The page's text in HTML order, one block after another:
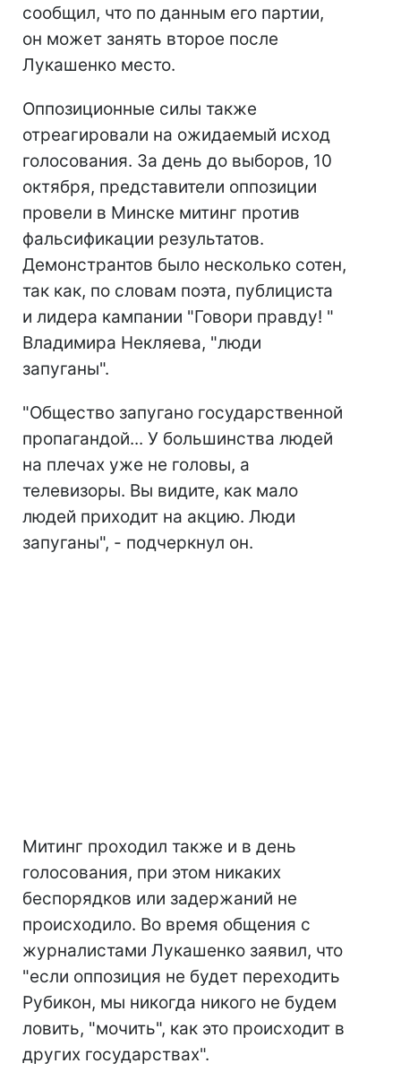
сообщил, что по данным его партии,
он может занять второе после
Лукашенко место.
Оппозиционные силы также
отреагировали на ожидаемый исход
голосования. За день до выборов, 10
октября, представители оппозиции
провели в Минске митинг против
фальсификации результатов.
Демонстрантов было несколько сотен,
так как, по словам поэта, публициста
и лидера кампании "Говори правду! "
Владимира Некляева, "люди
запуганы".
"Общество запугано государственной
пропагандой... У большинства людей
на плечах уже не головы, а
телевизоры. Вы видите, как мало
людей приходит на акцию. Люди
запуганы", - подчеркнул он.
Митинг проходил также и в день
голосования, при этом никаких
беспорядков или задержаний не
происходило. Во время общения с
журналистами Лукашенко заявил, что
"если оппозиция не будет переходить
Рубикон, мы никогда никого не будем
ловить, "мочить", как это происходит в
других государствах".